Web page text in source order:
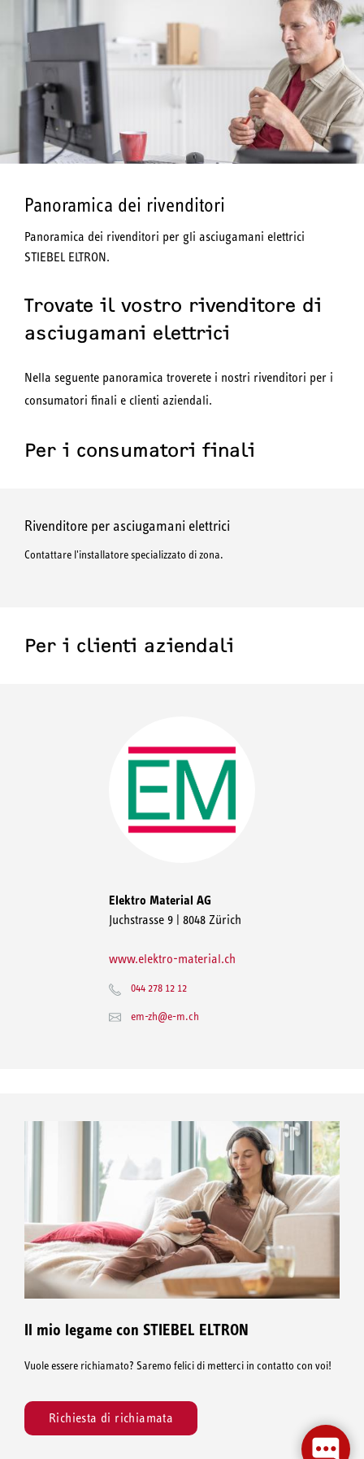
Panoramica dei rivenditori
Panoramica dei rivenditori per gli asciugamani elettrici
STIEBEL ELTRON.
Trovate il vostro rivenditore di
asciugamani elettrici
Nella seguente panoramica troverete i nostri rivenditori per i
consumatori finali e clienti aziendali.
Per i consumatori finali
Rivenditore per asciugamani elettrici
Contattare l'installatore specializzato di zona.
Per i clienti aziendali
Elektro Material AG
Juchstrasse 9 | 8048 Zürich
www.elektro-material.ch
044 278 12 12
em-zh@e-m.ch
Il mio legame con STIEBEL ELTRON
Vuole essere richiamato? Saremo felici di metterci in contatto con voi!
Richiesta di richiamata